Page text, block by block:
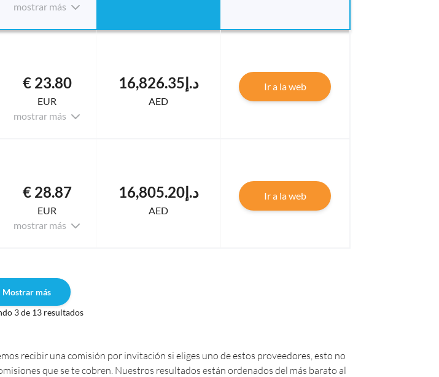
mostrar más
€ 23.80
EUR
mostrar más
د.إ16,826.35
AED
Ir a la web
€ 28.87
EUR
mostrar más
د.إ16,805.20
AED
Ir a la web
Mostrar más
3 de 13 resultados
recibir una comisión por invitación si eliges uno de estos proveedores, esto no
que se te cobren. Nuestros resultados están ordenados del más barato al